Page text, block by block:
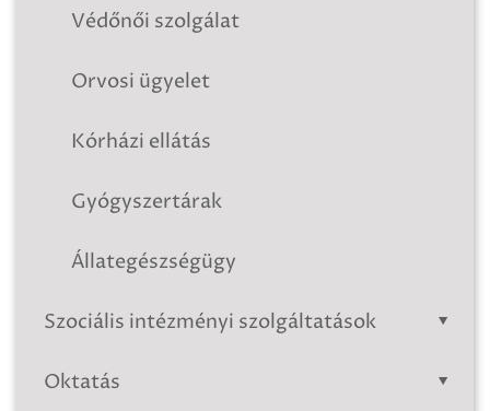
Védőnői szolgálat
Orvosi ügyelet
Kórházi ellátás
Gyógyszertárak
Állategészségügy
Szociális intézményi szolgáltatások
Oktatás